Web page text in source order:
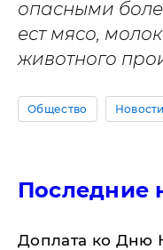
опасными
ест мясо,
животного
Общество
Последние
Доплата ко Дню